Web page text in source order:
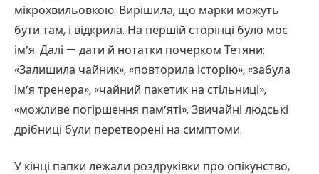
мікрохвильовкою. Вирішила, що марки можуть
бути там, і відкрила. На першій сторінці було моє
ім’я. Далі — дати й нотатки почерком Тетяни:
«Залишила чайник», «повторила історію», «забула
ім’я тренера», «чайний пакетик на стільниці»,
«можливе погіршення пам’яті». Звичайні людські
дрібниці були перетворені на симптоми.
У кінці папки лежали роздруківки про опікунство,